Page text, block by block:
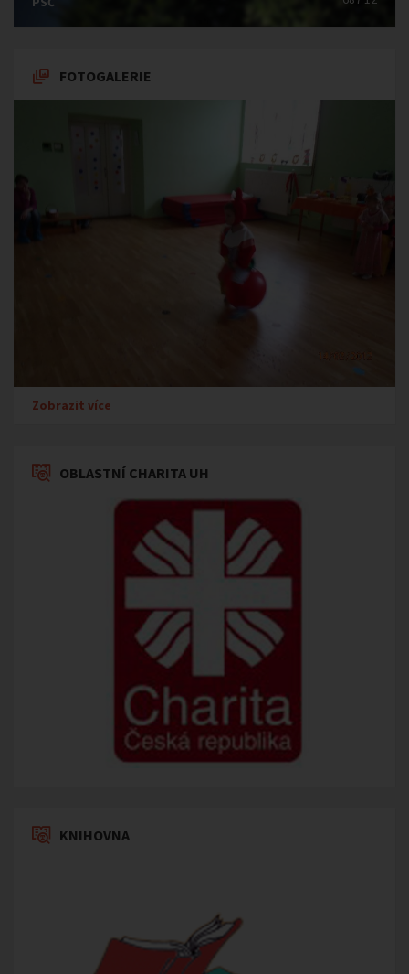
FOTOGALERIE
Zobrazit více
OBLASTNÍ CHARITA UH
KNIHOVNA